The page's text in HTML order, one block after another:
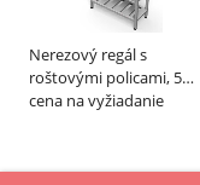
Nerezový regál s
roštovými policami, 5
políc – ALVEX
cena na vyžiadanie